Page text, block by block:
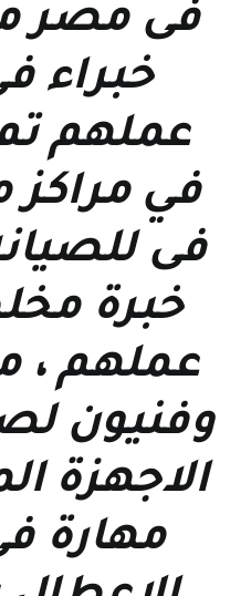
فى مصر
خبراء
عملهم
في
فى
خبرة
عملهم ،
وفنيون
الاجهزة
مهارة